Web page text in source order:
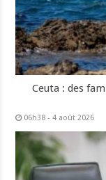
Ceuta : des
06h38 - 4 août 2026